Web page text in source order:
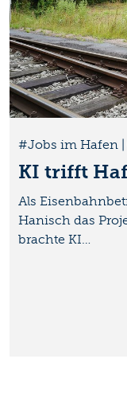
#Jobs im Hafen |
KI trifft
Als
Hanisch das
brachte KI…